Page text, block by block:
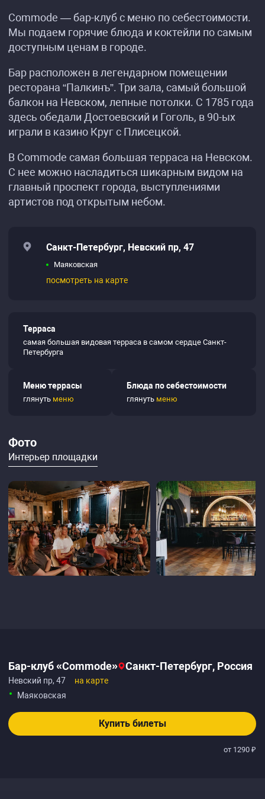
Commode — бар-клуб с меню по себестоимости.
Мы подаем горячие блюда и коктейли по самым
доступным ценам в городе.
Бар расположен в легендарном помещении
ресторана “Палкинъ”. Три зала, самый большой
балкон на Невском, лепные потолки. С 1785 года
здесь обедали Достоевский и Гоголь, в 90-ых
играли в казино Круг с Плисецкой.
В Commode самая большая терраса на Невском.
С нее можно насладиться шикарным видом на
главный проспект города, выступлениями
артистов под открытым небом.
Санкт-Петербург, Невский пр, 47
Маяковская
посмотреть на карте
Терраса
самая большая видовая терраса в самом сердце Санкт-
Петербурга
Меню террасы
глянуть меню
Блюда по себестоимости
глянуть меню
Фото
Интерьер площадки
Бар-клуб «Commode»‎ Санкт-Петербург, Россия
Невский пр, 47
на карте
Маяковская
Купить билеты
от 1290 ₽